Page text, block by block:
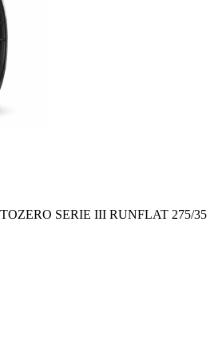
SERIE III RUNFLAT 275/35